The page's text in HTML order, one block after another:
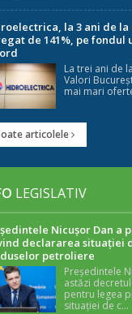
la 3 ani de
de 141%, pe fondul
La trei ani de
Valori
mai mari
articolele
LEGISLATIV
Nicuşor Dan a
declararea situaţiei
petroliere
Președintele
astăzi
pentru legea
situației de c...